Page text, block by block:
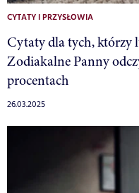
CYTATY I PRZYSŁOWIA
Cytaty dla tych, którzy
Zodiakalne Panny
procentach
26.03.2025